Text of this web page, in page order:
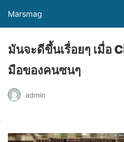
Marsmag
มันจะดีขึ้นเรื่อยๆ เมื่อ
มือของคนซนๆ
admin